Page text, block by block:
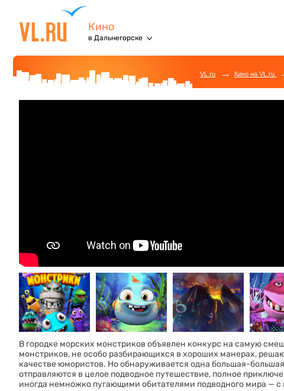
Кино
в Дальнегорске
VL.ru → Кино на VL.ru
В городке морских монстриков объявлен конкурс на самую
монстриков, не особо разбирающихся в хороших манерах,
качестве юмористов. Но обнаруживается одна большая-
отправляются в целое подводное путешествие, полное
иногда немножко пугающими обитателями подводного мира —